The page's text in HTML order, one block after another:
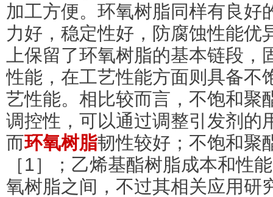
加工方便。环氧树脂同样有良好
力好，稳定性好，防腐蚀性能优
上保留了环氧树脂的基本链段
性能，在工艺性能方面则具备不
艺性能。相比较而言，不饱和聚
调控性，可以通过调整引发剂的
而环氧树脂韧性较好；不饱和聚
［1］；乙烯基酯树脂成本和性
氧树脂之间，不过其相关应用研